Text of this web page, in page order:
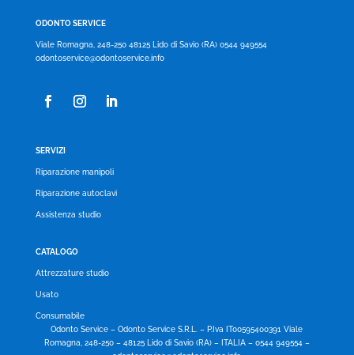
ODONTO SERVICE
Viale Romagna, 248-250 48125 Lido di Savio (RA) 0544 949554
odontoservice@odontoservice.info
SERVIZI
Riparazione manipoli
Riparazione autoclavi
Assistenza studio
CATALOGO
Attrezzature studio
Usato
Consumabile
Odonto Service – Odonto Service S.R.L. – P.Iva IT00595400391 Viale
Romagna, 248-250 – 48125 Lido di Savio (RA) – ITALIA – 0544 949554 –